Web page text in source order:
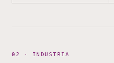
02 · INDUSTRIA